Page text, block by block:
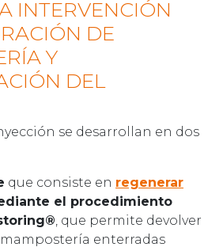
INTERVENCIÓN
DE
Y
DEL
se desarrollan en dos
que consiste en regenerar
el procedimiento
, que permite devolver
mampostería enterradas